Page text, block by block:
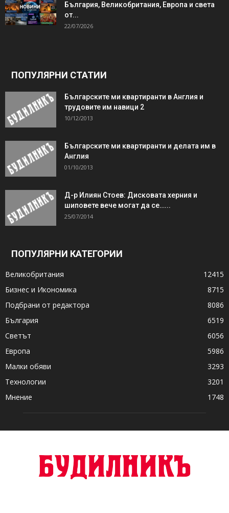
България, Великобритания, Европа и света
от...
22/07/2026
ПОПУЛЯРНИ СТАТИИ
Българските ми квартиранти в Англия и
трудовите им навици 2
10/12/2013
Българските ми квартиранти и делата им в
Англия
01/10/2013
Д-р Илиян Стоев: Дисковата херния и
шиповете вече могат да се…...
25/07/2014
ПОПУЛЯРНИ КАТЕГОРИИ
Великобритания
12415
Бизнес и Икономика
8715
Подбрани от редактора
8086
България
6519
Светът
6056
Европа
5986
Малки обяви
3293
Технологии
3201
Мнение
1748